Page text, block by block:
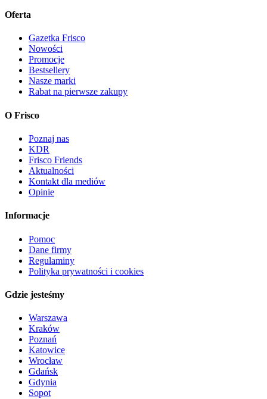
Oferta
Gazetka Frisco
Nowości
Promocje
Bestsellery
Nasze marki
Rabat na pierwsze zakupy
O Frisco
Poznaj nas
KDR
Frisco Friends
Aktualności
Kontakt dla mediów
Opinie
Informacje
Pomoc
Dane firmy
Regulaminy
Polityka prywatności i cookies
Gdzie jesteśmy
Warszawa
Kraków
Poznań
Katowice
Wrocław
Gdańsk
Gdynia
Sopot